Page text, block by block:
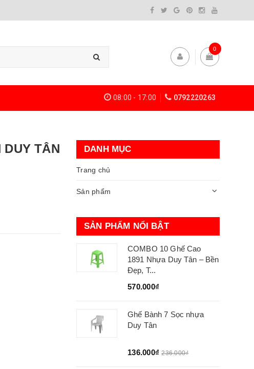
0
08:00 - 17:00 0792220263
TÂN DANH MỤC
Trang chủ
Sản phẩm
SẢN PHẨM NỔI BẬT
COMBO 10 Ghế Cao
1891 Nhựa Duy Tân – Bền
Đẹp, T...
570.000₫
Ghế Bành 7 Sọc nhựa
Duy Tân
136.000₫ 236.000₫